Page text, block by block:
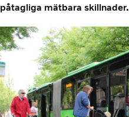
påtagliga mätbara skillnader.